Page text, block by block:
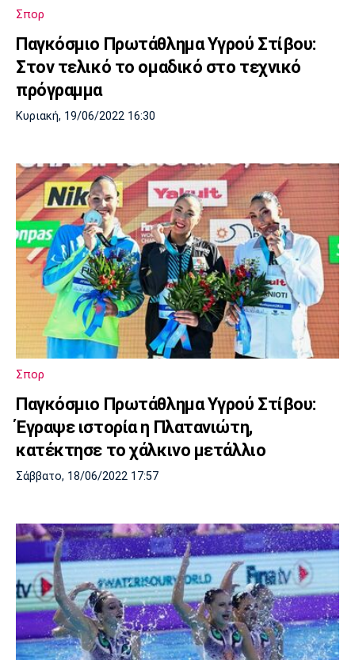
Σπορ
Παγκόσμιο Πρωτάθλημα Υγρού Στίβου:
Στον τελικό το ομαδικό στο τεχνικό
πρόγραμμα
Κυριακή, 19/06/2022 16:30
Σπορ
Παγκόσμιο Πρωτάθλημα Υγρού Στίβου:
Έγραψε ιστορία η Πλατανιώτη,
κατέκτησε το χάλκινο μετάλλιο
Σάββατο, 18/06/2022 17:57